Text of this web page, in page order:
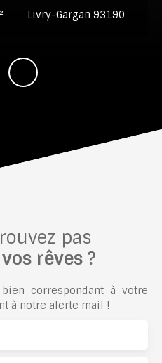
Livry-Gargan 93190
pas
rêves ?
correspondant à votre
à notre alerte mail !